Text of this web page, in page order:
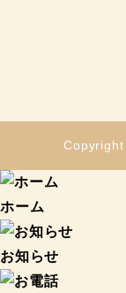
Copyright
ホーム
お知らせ